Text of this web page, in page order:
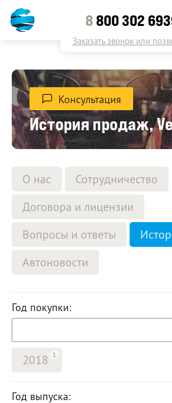
8800 302
Заказать звонок или
История продаж,
Консультация
О нас
Сотрудничество
Договора и лицензии
Вопросы и ответы
Автоновости
Год покупки:
2018 1
Год выпуска: